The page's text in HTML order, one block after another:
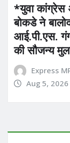
*युवा कांग्रेस
बोकडे ने
आई.पी.एस.
की सौजन्य
Express
Aug 5, 2026